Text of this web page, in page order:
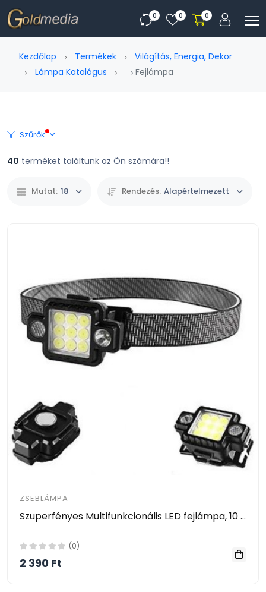
0 0 0
Kezdőlap Termékek
Világítás, Energia, Dekor
Lámpa Katalógus
Fejlámpa
Szűrők
40 terméket találtunk az Ön számára!!
Mutat: 18 Rendezés: Alapértelmezett
ZSEBLÁMPA
Szuperfényes Multifunkcionális LED fejlámpa, 10 LED akkumulátoros dönthető fejjel, TM-G21
(0)
2 390 Ft